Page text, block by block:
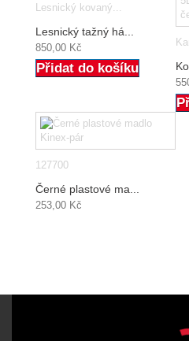
Lesnický kovaný...
Lesnický tažný há...
850,00 Kč
Přidat do košíku
127700
Černé plastové ma...
253,00 Kč